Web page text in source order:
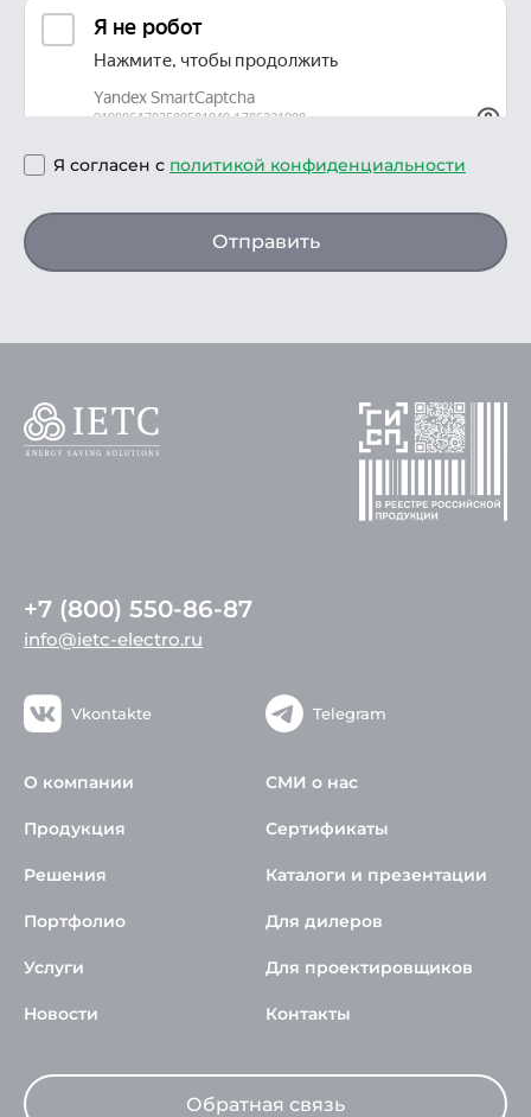
Я согласен с политикой конфиденциальности
Отправить
+7 (800) 550-86-87
info@ietc-electro.ru
Vkontakte Telegram
О компании
Продукция
Решения
Портфолио
Услуги
Новости
СМИ о нас
Сертификаты
Каталоги и презентации
Для дилеров
Для проектировщиков
Контакты
Обратная связь